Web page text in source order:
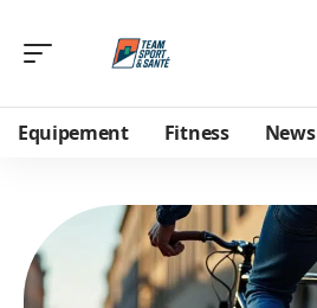
Equipement Fitness News